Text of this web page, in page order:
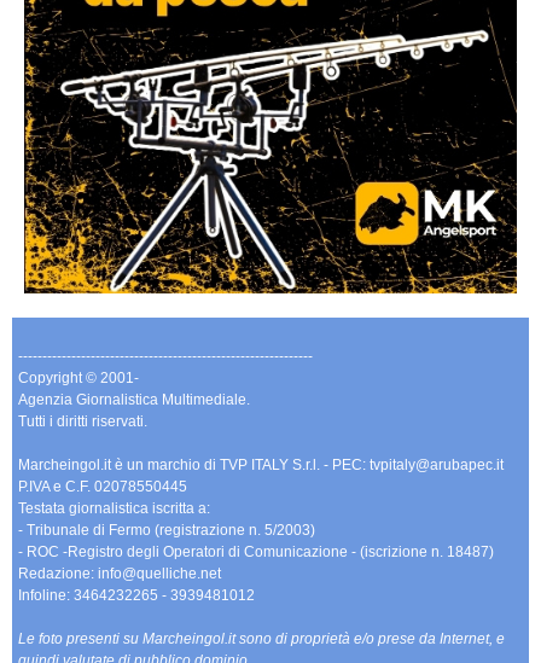
-------------------------------------------------------------
Copyright © 2001-
Agenzia Giornalistica Multimediale.
Tutti i diritti riservati.
Marcheingol.it è un marchio di TVP ITALY S.r.l. - PEC: tvpitaly@arubapec.it
P.IVA e C.F. 02078550445
Testata giornalistica iscritta a:
- Tribunale di Fermo (registrazione n. 5/2003)
- ROC -Registro degli Operatori di Comunicazione - (iscrizione n. 18487)
Redazione: info@quelliche.net
Infoline: 3464232265 - 3939481012
Le foto presenti su Marcheingol.it sono di proprietà e/o prese da Internet, e